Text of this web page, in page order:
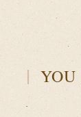
YOU